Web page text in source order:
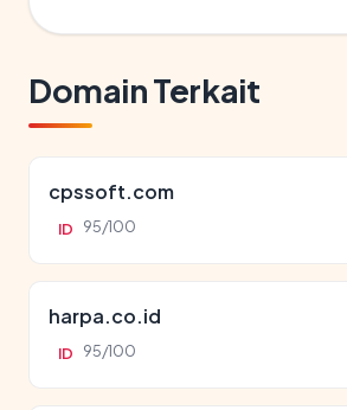
Domain Terkait
cpssoft.com
ID 95/100
harpa.co.id
ID 95/100